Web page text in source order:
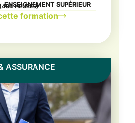
ENSEIGNEMENT SUPÉRIEUR
HEURES)
formation
ASSURANCE